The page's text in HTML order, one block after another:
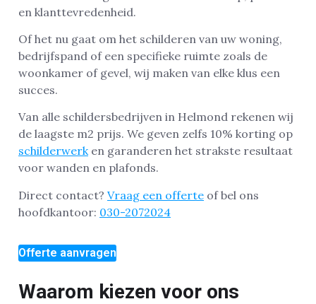
en klanttevredenheid.
Of het nu gaat om het schilderen van uw woning,
bedrijfspand of een specifieke ruimte zoals de
woonkamer of gevel, wij maken van elke klus een
succes.
Van alle schildersbedrijven in Helmond rekenen wij
de laagste m2 prijs. We geven zelfs 10% korting op
schilderwerken garanderen het strakste resultaat
voor wanden en plafonds.
Direct contact? Vraag een offerte of bel ons
hoofdkantoor: 030-2072024
Offerte aanvragen
Waarom kiezen voor ons